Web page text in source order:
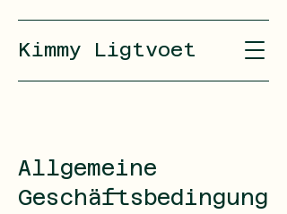
Kimmy Ligtvoet
Allgemeine
Geschäftsbedingung